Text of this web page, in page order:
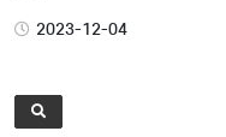
2023-12-04